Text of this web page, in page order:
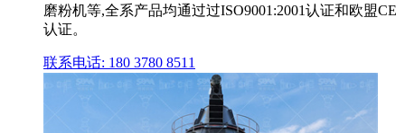
磨粉机等,全系产品均通过过ISO9001:2001认证和欧盟CE
认证。
联系电话: 180 3780 8511